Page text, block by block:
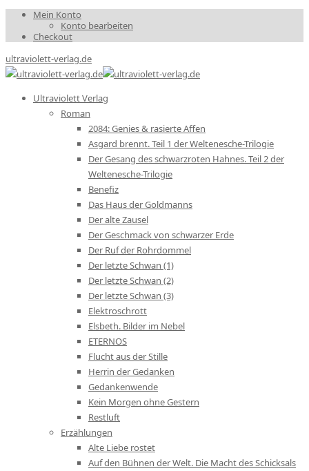
Mein Konto
Konto bearbeiten
Checkout
ultraviolett-verlag.de
Ultraviolett Verlag
Roman
2084: Genies & rasierte Affen
Asgard brennt. Teil 1 der Weltenesche-Trilogie
Der Gesang des schwarzroten Hahnes. Teil 2 der
Weltenesche-Trilogie
Benefiz
Das Haus der Goldmanns
Der alte Zausel
Der Geschmack von schwarzer Erde
Der Ruf der Rohrdommel
Der letzte Schwan (1)
Der letzte Schwan (2)
Der letzte Schwan (3)
Elektroschrott
Elsbeth. Bilder im Nebel
ETERNOS
Flucht aus der Stille
Herrin der Gedanken
Gedankenwende
Kein Morgen ohne Gestern
Restluft
Erzählungen
Alte Liebe rostet
Auf den Bühnen der Welt. Die Macht des Schicksals